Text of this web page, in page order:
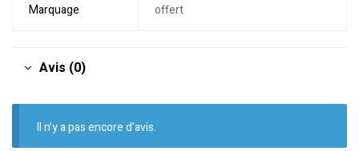
Marquage offert
Avis (0)
Il n’y a pas encore d’avis.